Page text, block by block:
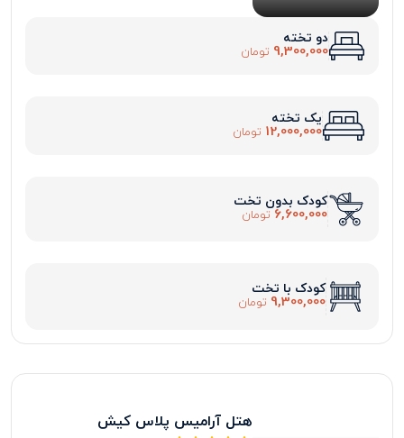
دو تخته
9,300,000 تومان
یک تخته
12,000,000 تومان
کودک بدون تخت
6,600,000 تومان
کودک با تخت
9,300,000 تومان
هتل آرامیس پلاس کیش